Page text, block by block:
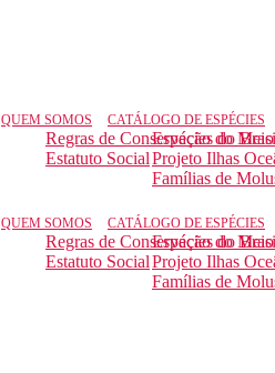
QUEM SOMOS
Regras de Conservação do
Estatuto Social
CATÁLOGO DE ESPÉCIES
Espécies do
Projeto Ilhas
Famílias de
QUEM SOMOS
Regras de Conservação do
Estatuto Social
CATÁLOGO DE ESPÉCIES
Espécies do
Projeto Ilhas
Famílias de